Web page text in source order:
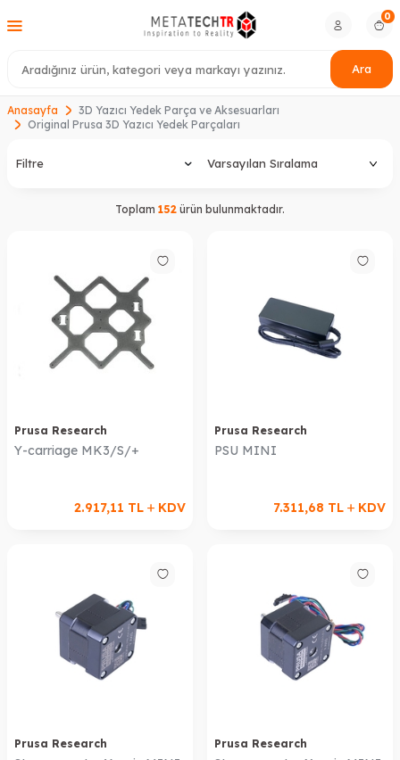
Ara
0
Anasayfa
3D Yazıcı Yedek Parça ve Aksesuarları
Original Prusa 3D Yazıcı Yedek Parçaları
Filtre
Toplam 152 ürün bulunmaktadır.
Prusa Research
Y-carriage MK3/S/+
2.917,11 TL KDV
Prusa Research
PSU MINI
7.311,68 TL KDV
Prusa Research Prusa Research